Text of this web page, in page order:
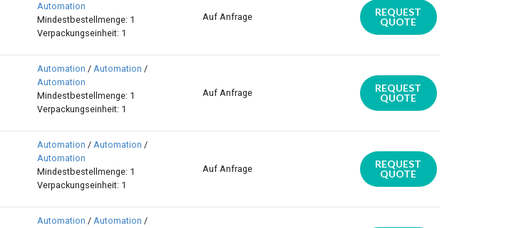
Automation
Mindestbestellmenge: 1
Verpackungseinheit: 1
Auf Anfrage
REQUEST
QUOTE
Automation / Automation /
Automation
Mindestbestellmenge: 1
Verpackungseinheit: 1
Auf Anfrage
REQUEST
QUOTE
Automation / Automation /
Automation
Mindestbestellmenge: 1
Verpackungseinheit: 1
Auf Anfrage
REQUEST
QUOTE
Automation / Automation /